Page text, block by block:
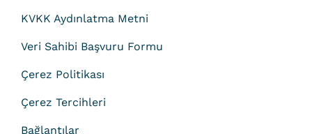
KVKK Aydınlatma Metni
Veri Sahibi Başvuru Formu
Çerez Politikası
Çerez Tercihleri
Bağlantılar